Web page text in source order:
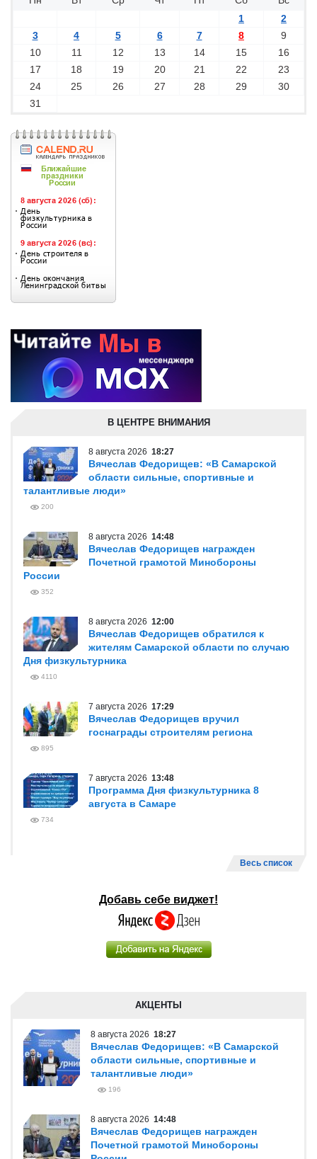
1
2
3
4 5 6 7 8
9
10
11 12 13 14 15
16
17
18 19 20 21 22
23
24
25 26 27 28 29
30
31
В ЦЕНТРЕ ВНИМАНИЯ
8 августа 2026 18:27
Вячеслав Федорищев: «В Самарской
области сильные, спортивные и
талантливые люди»
200
8 августа 2026 14:48
Вячеслав Федорищев награжден
Почетной грамотой Минобороны
России
352
8 августа 2026 12:00
Вячеслав Федорищев обратился к
жителям Самарской области по случаю
Дня физкультурника
4110
7 августа 2026 17:29
Вячеслав Федорищев вручил
госнаграды строителям региона
895
7 августа 2026 13:48
Программа Дня физкультурника 8
августа в Самаре
734
Весь список
Добавь себе виджет!
АКЦЕНТЫ
8 августа 2026 18:27
Вячеслав Федорищев: «В Самарской
области сильные, спортивные и
талантливые люди»
196
8 августа 2026 14:48
Вячеслав Федорищев награжден
Почетной грамотой Минобороны